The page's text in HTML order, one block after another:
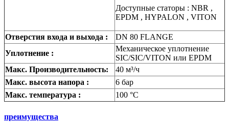
Доступные статоры : NBR ,
EPDM , HYPALON , VITON
Отверстия входа и выхода :
DN 80 FLANGE
Уплотнение :
Механическое уплотнение
SIC/SIC/VITON или EPDM
Макс. Производительность:
40 м³/ч
Макс. высота напора :
6 бар
Макс. температура :
100 °C
преимущества